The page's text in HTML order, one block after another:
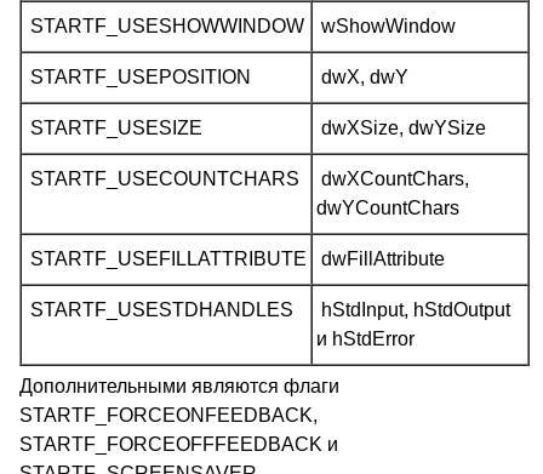
STARTF_USESHOWWINDOW wShowWindow
STARTF_USEPOSITION dwX, dwY
STARTF_USESIZE dwXSize, dwYSize
STARTF_USECOUNTCHARS
dwXCountChars,
dwYCountChars
STARTF_USEFILLATTRIBUTE dwFillAttribute
STARTF_USESTDHANDLES
hStdInput, hStdOutput
и hStdError
Дополнительными являются флаги
STARTF_FORCEONFEEDBACK,
STARTF_FORCEOFFFEEDBACK и